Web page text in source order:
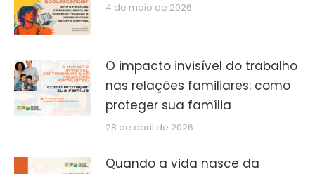
4 de maio de 2026
O impacto invisível do trabalho
nas relações familiares: como
proteger sua família
28 de abril de 2026
Quando a vida nasce da